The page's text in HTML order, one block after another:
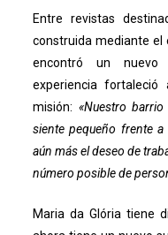
Entre revistas
construida mediante el
encontró un nuevo
experiencia
misión: «Nuestro
siente pequeño frente
aún más el deseo de
número posible de
Maria da Glória tiene